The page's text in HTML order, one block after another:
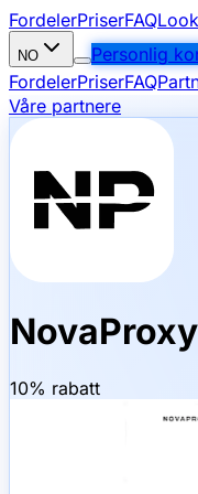
FordelerPriserFAQ
NO Personlig
FordelerPriserFAQ
Våre partnere
NovaProxy
10% rabatt